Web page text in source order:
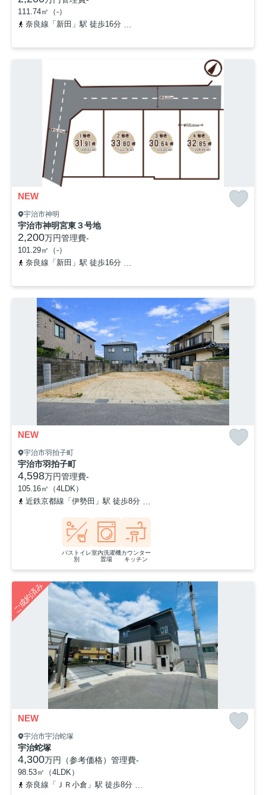
111.74㎡（-）
奈良線「新田」駅 徒歩16分
NEW
宇治市神明
宇治市神明宮東３号地
2,200万円管理費-
101.29㎡（-）
奈良線「新田」駅 徒歩16分
NEW
宇治市羽拍子町
宇治市羽拍子町
4,598万円管理費-
105.16㎡（4LDK）
近鉄京都線「伊勢田」駅 徒歩8分
バストイレ
別
室内洗濯機
置場
カウンター
キッチン
ご成約済み
NEW
宇治市宇治蛇塚
宇治蛇塚
4,300万円（参考価格） 管理費-
98.53㎡（4LDK）
奈良線「ＪＲ小倉」駅 徒歩8分